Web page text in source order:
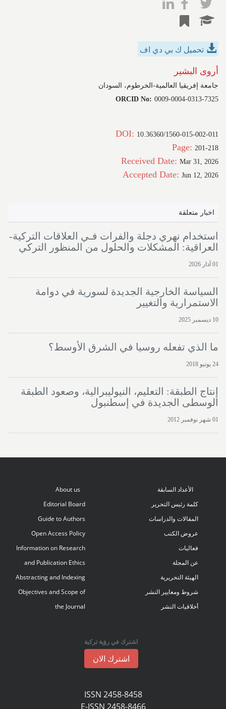
تحميل ك بي دي اف
أروى البشير
جامعة إفريقيا العالمية-الخرطوم، السودان
ORCID No: 0009-0004-0313-7325
DOI: 10.36360/1560-015-002-011
Page: 201-218
Received Date: Mar 31, 2026
Accepted Date: Jun 12, 2026
اخبار متعلقة
استخدام نهري دجلة والفرات فـي العلاقات التركية-
العراقية: المشكلات والحلول من المنظور التركي
01 آذار 2026
السياسة الخارجية الجديدة لسورية في دوامة
الاستمرارية والتغيير
10 ديسمبر 2025
ما الذي تفعله روسيا في الشرق الأوسط؟
24 يونيو 2018
إنتاج الطبقة: التعليم، النيوليبرالية، وصعود الطبقة
الوسطى الجديدة في إسطنبول
01 شهر نوفمبر 2012
الأعداد السابقة
كلمة رئيس التحرير
المقالات والدراسات
عروض الكتب
فعاليات
عن المجلة
الهيئة التحريرية
شروط ومعايير النشر
أخلاقيات النشر
About us
Editorial Board
Guide to Authors
Open Access Policy
Information on Research
and Publication Ethics
Abstracting and Indexing
Objectives and Scope of
the Journal
اشترك في رؤية تركية
اشترك الان
ISSN 2458-8458
E-ISSN 2458-8466